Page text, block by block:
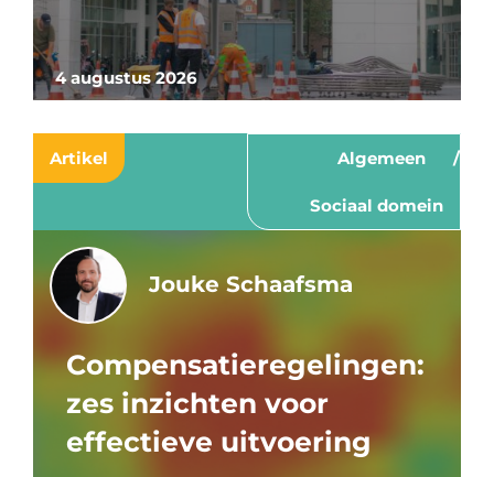
4 augustus 2026
Artikel Algemeen
Sociaal domein
Jouke Schaafsma
Compensatieregelingen:
zes inzichten voor
effectieve uitvoering